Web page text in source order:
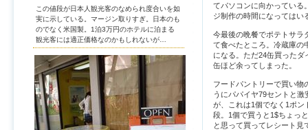
てパソコンに向かっている
ジ制作の時間になってはい
今最後の晩餐でポテトサラ
て食べたところ。冷蔵庫の
になる。ただ24缶買ったダ
缶ほど余ってしまった。
フードパントリーで買い物
うにパパイヤ79セントと激
が、これは1個でなく1ポン
段。1個で買うと1$ちょっ
と思って買ってレシート見
この値段が日本人観光客のなめられ度合いを如
実に示している。マージン取りすぎ。日本のも
のでなく米国製。1泊3万円のホテルに泊まる
観光客には適正価格なのかもしれないが…